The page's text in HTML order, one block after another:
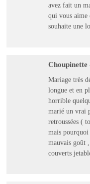
avez fait un
qui vous aime
souhaite une
Choupinette
Mariage très
longue et en
horrible
marié un vrai
retroussées (
mais pourquoi
mauvais goût
couverts